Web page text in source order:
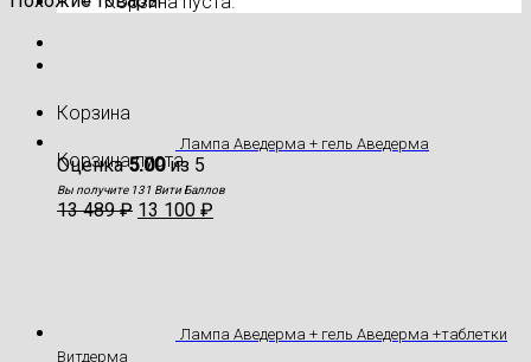
Корзина
Корзина пуста.
Лампа Аведерма + гель Аведерма
Оценка5.00из 5
Вы получите 131 Вити Баллов
13 489₽ 13 100 ₽
Лампа Аведерма + гель Аведерма +таблетки
Витдерма